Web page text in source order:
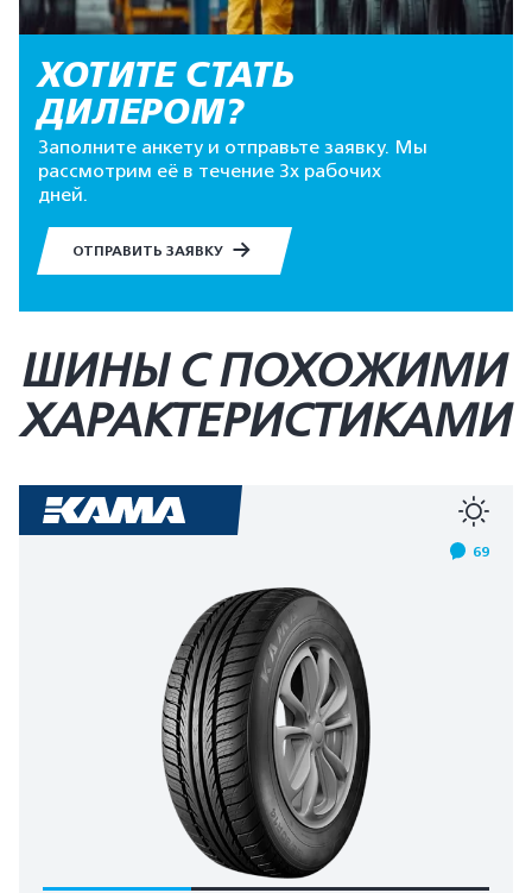
ХОТИТЕ СТАТЬ
ДИЛЕРОМ?
Заполните анкету и отправьте заявку. Мы
рассмотрим её в течение 3х рабочих
дней.
ОТПРАВИТЬ ЗАЯВКУ
ШИНЫ С ПОХОЖИМИ
ХАРАКТЕРИСТИКАМИ
69